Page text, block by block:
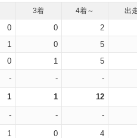
3着 4着～ 出
0 0 2
1 0 5
0 1 5
- - -
1 1 12
- - -
1 0 4